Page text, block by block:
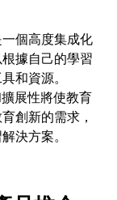
個高度集成化
據自己的學習
和資源。
展性將使教育
創新的需求，
決方案。